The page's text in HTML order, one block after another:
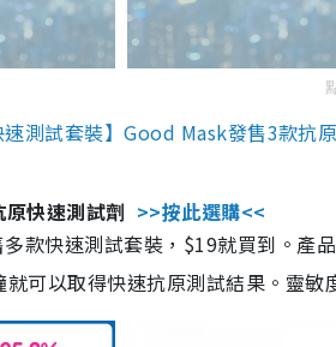
測試套裝】Good Mask發售3款抗
快速測試劑 >>按此選購<<
多款快速測試套裝，$19就買到。
可以取得快速抗原測試結果。靈敏